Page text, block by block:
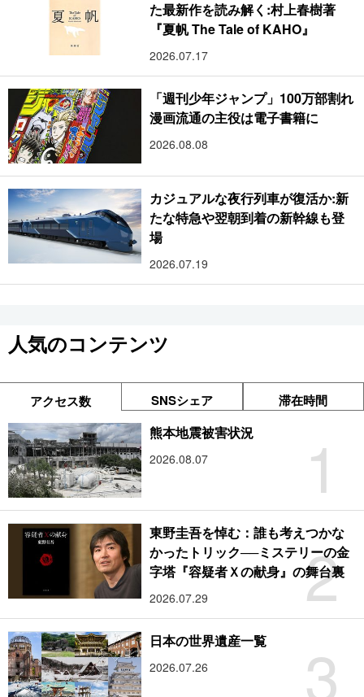
た最新作を読み解く:村上春樹著
『夏帆 The Tale of KAHO』
2026.07.17
「週刊少年ジャンプ」100万部割れ
漫画流通の主役は電子書籍に
2026.08.08
カジュアルな夜行列車が復活か:新
たな特急や翌朝到着の新幹線も登
場
2026.07.19
人気のコンテンツ
アクセス数 SNSシェア 滞在時間
1
熊本地震被害状況
2026.08.07
2
東野圭吾を悼む：誰も考えつかな
かったトリック──ミステリーの金
字塔『容疑者Ｘの献身』の舞台裏
2026.07.29
3
日本の世界遺産一覧
2026.07.26